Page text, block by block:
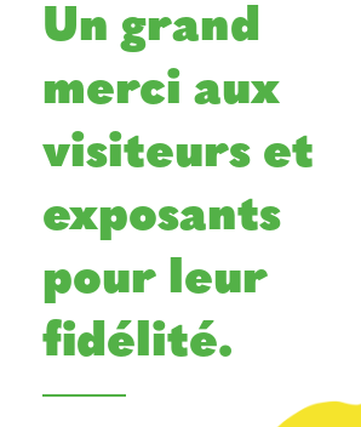
Un grand
merci aux
visiteurs et
exposants
pour leur
fidélité.